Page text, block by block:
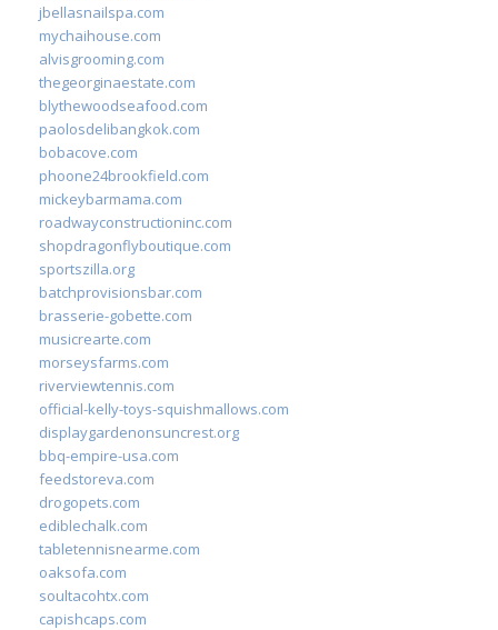
jbellasnailspa.com
mychaihouse.com
alvisgrooming.com
thegeorginaestate.com
blythewoodseafood.com
paolosdelibangkok.com
bobacove.com
phoone24brookfield.com
mickeybarmama.com
roadwayconstructioninc.com
shopdragonflyboutique.com
sportszilla.org
batchprovisionsbar.com
brasserie-gobette.com
musicrearte.com
morseysfarms.com
riverviewtennis.com
official-kelly-toys-squishmallows.com
displaygardenonsuncrest.org
bbq-empire-usa.com
feedstoreva.com
drogopets.com
ediblechalk.com
tabletennisnearme.com
oaksofa.com
soultacohtx.com
capishcaps.com